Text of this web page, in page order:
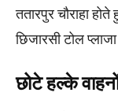
ततारपुर चौराहा
छिजारसी टोल
छोटे हल्के